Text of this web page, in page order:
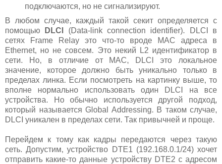
подключаются, но не сигнализируют.
В любом случае, каждый такой секит определяется с
помощью
DLCI
(Data-link connection identifier). DLCI в
сетях Frame Relay это что-то вроде MAC адреса в
Ethernet, но не совсем. Это некий L2 идентификатор в
сети. Но, в отличие от MAC, DLCI это локальное
значение, которое должно быть уникально только в
пределах линка. Если посмотреть на картинку выше, то
вполне нормально использовать один DLCI на все
устройства. Но обычно используется другой подход,
который называется Global Addressing. В таком случае,
DLCI уникален в пределах сети. Так привычней и проще.
Перейдем к тому как кадры передаются через такую
сеть. Допустим, устройство DTE1 (192.168.0.1/24) хочет
отправить какие-то данные устройству DTE2 с адресом